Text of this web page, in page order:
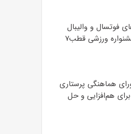
فوتسال و والیبال
دانشگاه در جشنواره ورزشی قطب۷
هماهنگی پرستاری
هم‌افزایی و حل